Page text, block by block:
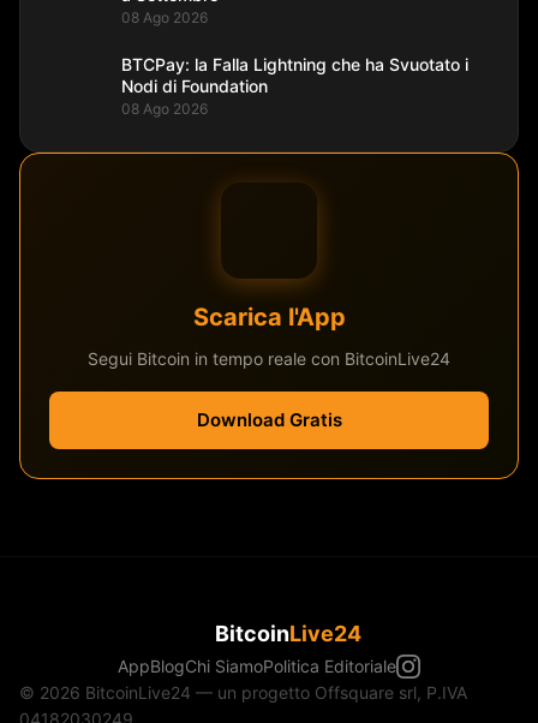
08 Ago 2026
BTCPay: la Falla Lightning che ha Svuotato i
Nodi di Foundation
08 Ago 2026
Scarica l'App
Segui Bitcoin in tempo reale con BitcoinLive24
Download Gratis
BitcoinLive24
AppBlogChi SiamoPolitica Editoriale
© 2026 BitcoinLive24 — un progetto Offsquare srl, P.IVA
04182030249